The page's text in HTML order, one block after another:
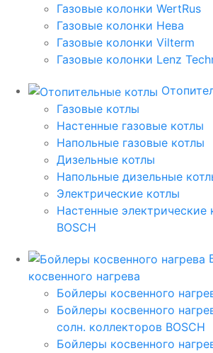
Газовые колонки WertRus
Газовые колонки Нева
Газовые колонки Vilterm
Газовые колонки Lenz
Газовые котлы
Настенные газовые котлы
Напольные газовые котлы
Дизельные котлы
Напольные дизельные
Электрические котлы
Настенные электрические
BOSCH
косвенного нагрева
Бойлеры косвенного
Бойлеры косвенного
солн. коллекторов BOSCH
Бойлеры косвенного